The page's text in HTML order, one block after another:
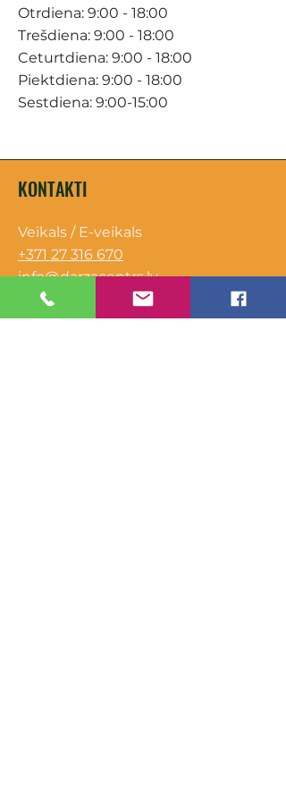
Otrdiena: 9:00 - 18:00
Trešdiena: 9:00 - 18:00
Ceturtdiena: 9:00 - 18:00
Piektdiena: 9:00 - 18:00
Sestdiena: 9:00-15:00
KONTAKTI
Veikals / E-veikals
+371 27 316 670
info@darzacentrs.lv
Serviss